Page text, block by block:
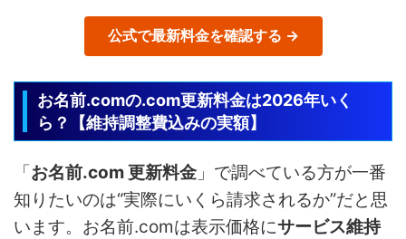
公式で最新料金を確認する →
お名前.comの.com更新料金は2026年いく
ら？【維持調整費込みの実額】
「お名前.com 更新料金 」で調べている方が一番
知りたいのは“実際にいくら請求されるか”だと思
います。お名前.comは表示価格にサービス維持